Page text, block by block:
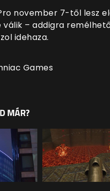
november 7-től lesz
– addigra
idehaza.
Games
MÁR?